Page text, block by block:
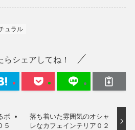
ュラル
らシェアしてね！
ボ
５
落ち着いた雰囲気のオシャ
レなカフェインテリア０２